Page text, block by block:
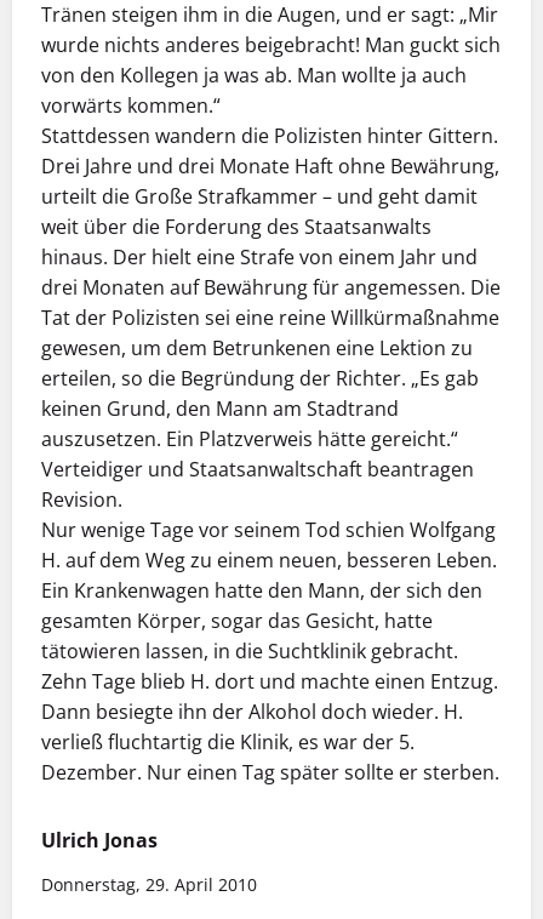
Tränen steigen ihm in die Augen, und er sagt: „Mir
wurde nichts anderes beigebracht! Man guckt sich
von den Kollegen ja was ab. Man wollte ja auch
vorwärts kommen.“
Stattdessen wandern die Polizisten hinter Gittern.
Drei Jahre und drei Monate Haft ohne Bewährung,
urteilt die Große Strafkammer – und geht damit
weit über die Forderung des Staatsanwalts
hinaus. Der hielt eine Strafe von einem Jahr und
drei Monaten auf Bewährung für angemessen. Die
Tat der Polizisten sei eine reine Willkürmaßnahme
gewesen, um dem Betrunkenen eine Lektion zu
erteilen, so die Begründung der Richter. „Es gab
keinen Grund, den Mann am Stadtrand
auszusetzen. Ein Platzverweis hätte gereicht.“
Verteidiger und Staatsanwaltschaft beantragen
Revision.
Nur wenige Tage vor seinem Tod schien Wolfgang
H. auf dem Weg zu einem neuen, besseren Leben.
Ein Krankenwagen hatte den Mann, der sich den
gesamten Körper, sogar das Gesicht, hatte
tätowieren lassen, in die Suchtklinik gebracht.
Zehn Tage blieb H. dort und machte einen Entzug.
Dann besiegte ihn der Alkohol doch wieder. H.
verließ fluchtartig die Klinik, es war der 5.
Dezember. Nur einen Tag später sollte er sterben.
Ulrich Jonas
Donnerstag, 29. April 2010